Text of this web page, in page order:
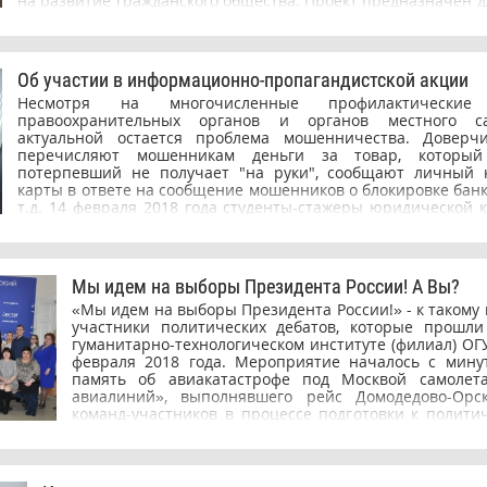
обусловленных заболеваний (наркомания, ВИЧ-
табакокурение) и пропаганду здорового образа жизни
Цель данного семинара - формирование команды актива
обучения добровольцев профилактических программ в
«ПРОдигай ЖИЗНЬ!» Добровольцы волонтерского
Бузулукского гуманитарно-технологического
Токмачева Анастасия, Золотарева Ирина, Дахно Иван и
совместно с руководителем отряда Укладниковой
организатором Корниенковой Ангелиной Вячеславовной
работе семинара и получили сертификаты.
Об участии в информационно-пропагандистской акции
Несмотря на многочисленные профилактические
правоохранительных органов и органов местного
актуальной остается проблема мошенничества.
перечисляют мошенникам деньги за товар, который
потерпевший не получает "на руки", сообщают личный
карты в ответе на сообщение мошенников о блокировке
т.д. 14 февраля 2018 года студенты-стажеры юридической
технологического института (филиала) ОГУ по просьбе
отдела МВД России «Бузулукский» и поддержке
приняли участие в информационно-пропагандистской
мошенники! Не дайте себя обмануть». Хотелось бы еще раз
доверчивых граждан: «Не сообщайте данные
неизвестным лицам!», «Не переводите деньги на
счета и телефонные номера!».
Мы идем на выборы Президента России! А Вы?
«Мы идем на выборы Президента России!» - к
участники политических дебатов, которые
гуманитарно-технологическом институте (филиал)
февраля 2018 года. Мероприятие началось с
память об авиакатастрофе под Москвой
авиалиний», выполнявшего рейс Домодедово-
команд-участников в процессе подготовки к
«идти на выборы» или «не идти на выборы»
состоятся 18 марта 2018 года. Представленные